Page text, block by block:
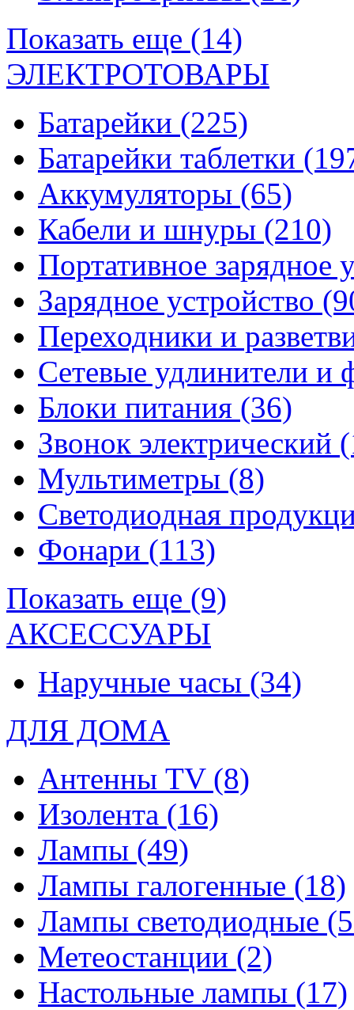
Показать еще (14)
ЭЛЕКТРОТОВАРЫ
Батарейки (225)
Батарейки таблетки
Аккумуляторы (65)
Кабели и шнуры (210)
Портативное зарядное
Зарядное устройство
Переходники и
Сетевые удлинители и
Блоки питания (36)
Звонок электрический
Мультиметры (8)
Светодиодная
Фонари (113)
Показать еще (9)
АКСЕССУАРЫ
Наручные часы (34)
ДЛЯ ДОМА
Антенны TV (8)
Изолента (16)
Лампы (49)
Лампы галогенные (18)
Лампы светодиодные
Метеостанции (2)
Настольные лампы (17)